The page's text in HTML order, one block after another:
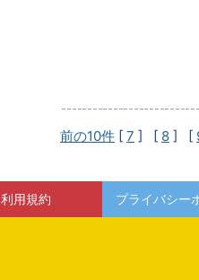
前の10件 [ 7 ] [ 8 ] [
利用規約 プライバシー